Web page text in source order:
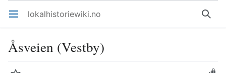
Åpne hovedmenyen lokalhistoriewiki.no Søk
Åsveien (Vestby)